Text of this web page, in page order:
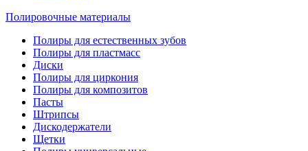
Полировочные материалы
Полиры для естественных зубов
Полиры для пластмасс
Диски
Полиры для циркония
Полиры для композитов
Пасты
Штрипсы
Дискодержатели
Щетки